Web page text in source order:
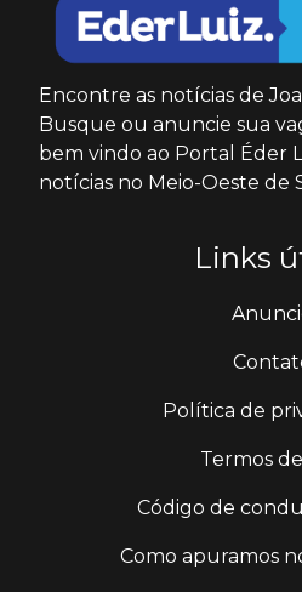
Encontre as notícias de
Busque ou anuncie sua
bem vindo ao Portal Éder
notícias no Meio-Oeste de
Links
Política de
Termos
Código de
Como apuramos